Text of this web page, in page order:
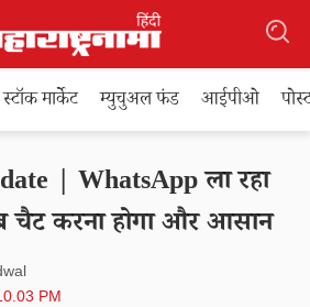
स्टॉक मार्केट म्युचुअल फंड आईपीओ
| WhatsApp ला रहा
चैट करना होगा और आसान
PM